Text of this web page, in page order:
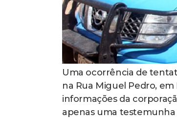
Uma ocorrência de
na Rua Miguel Pedro, em
informações da
apenas uma